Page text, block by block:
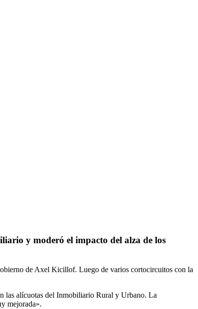
y moderó el impacto del alza de los
de Axel Kicillof. Luego de varios cortocircuitos con la
las alícuotas del Inmobiliario Rural y Urbano. La
mejorada».